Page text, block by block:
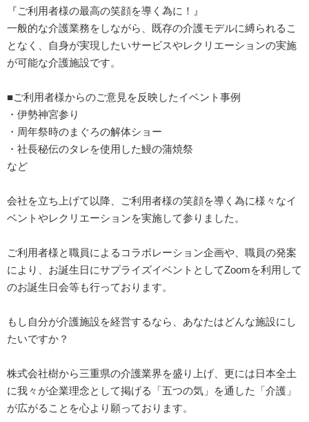
『ご利用者様の最高の笑顔を導く為に！』
一般的な介護業務をしながら、既存の介護モデルに縛られるこ
となく、自身が実現したいサービスやレクリエーションの実施
が可能な介護施設です。
■ご利用者様からのご意見を反映したイベント事例
・伊勢神宮参り
・周年祭時のまぐろの解体ショー
・社長秘伝のタレを使用した鰻の蒲焼祭
など
会社を立ち上げて以降、ご利用者様の笑顔を導く為に様々なイ
ベントやレクリエーションを実施して参りました。
ご利用者様と職員によるコラボレーション企画や、職員の発案
により、お誕生日にサプライズイベントとしてZoomを利用して
のお誕生日会等も行っております。
もし自分が介護施設を経営するなら、あなたはどんな施設にし
たいですか？
株式会社樹から三重県の介護業界を盛り上げ、更には日本全土
に我々が企業理念として掲げる「五つの気」を通した「介護」
が広がることを心より願っております。